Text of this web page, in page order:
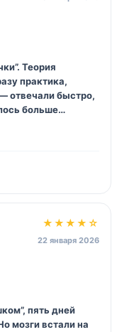
Теория
практика,
отвечали быстро,
больше
★★★★☆
22 января 2026
пять дней
мозги встали на